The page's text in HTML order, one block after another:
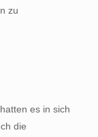
zu
es in sich
die